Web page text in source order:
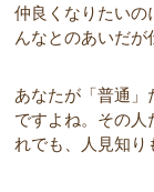
仲良くなりたいの
んなとのあいだ
あなたが「普通」
ですよね。その人
れでも、人見知り